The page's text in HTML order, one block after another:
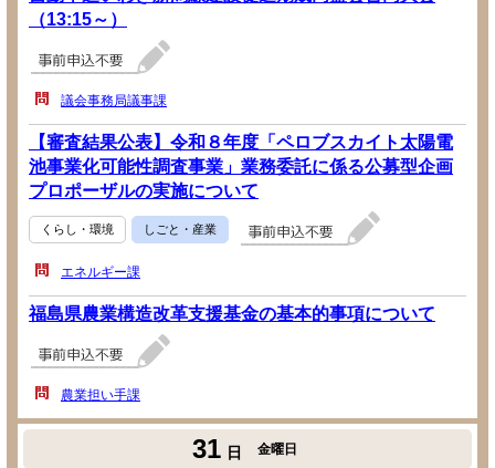
（13:15～）
議会事務局議事課
【審査結果公表】令和８年度「ペロブスカイト太陽電
池事業化可能性調査事業」業務委託に係る公募型企画
プロポーザルの実施について
くらし・環境 しごと・産業
エネルギー課
福島県農業構造改革支援基金の基本的事項について
農業担い手課
31 日 金曜日